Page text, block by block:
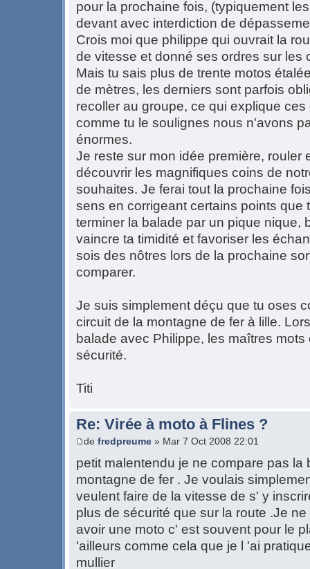
pour la prochaine fois, (typiquement
devant avec interdiction de
Crois moi que philippe qui ouvrait la
de vitesse et donné ses ordres sur les
Mais tu sais plus de trente motos
de mètres, les derniers sont parfois
recoller au groupe, ce qui explique
comme tu le soulignes nous n'avons
énormes.
Je reste sur mon idée première, rouler
découvrir les magnifiques coins de
souhaites. Je ferai tout la prochaine
sens en corrigeant certains points que
terminer la balade par un pique
vaincre ta timidité et favoriser les
sois des nôtres lors de la prochaine
comparer.
Je suis simplement déçu que tu oses
circuit de la montagne de fer à lille.
balade avec Philippe, les maîtres
sécurité.
Titi
Re: Virée à moto à Flines ?
de fredpreume » Mar 7 Oct 2008 22:01
petit malentendu je ne compare pas la
montagne de fer . Je voulais
veulent faire de la vitesse de s' y
plus de sécurité que sur la route .Je
avoir une moto c' est souvent pour le
'ailleurs comme cela que je l 'ai
mullier